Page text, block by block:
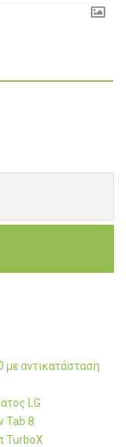
αντικατάσταση
LG
Tab 8
TurboX